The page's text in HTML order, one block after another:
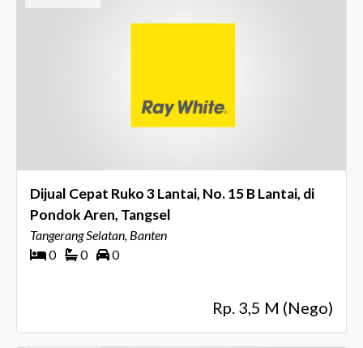
Dijual Cepat Ruko 3 Lantai, No. 15 B Lantai, di
Pondok Aren, Tangsel
Tangerang Selatan, Banten
0
0 0
Rp. 3,5 M (Nego)